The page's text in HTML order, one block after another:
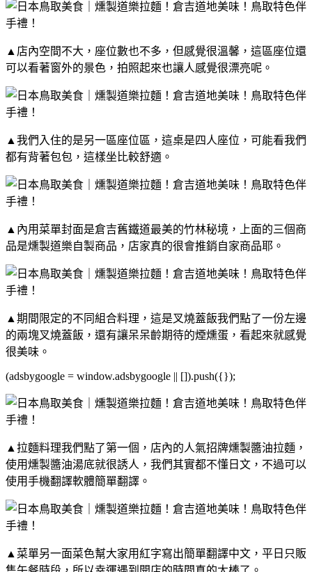
▲店內空間不大，座位數也不多，但感覺很溫馨，這區座位還
可以看著窗外的景色，拍照起來也讓人感覺很漂亮呢。
▲我們入住的是另一區座位區，這桌是四人座位，可能看我們
都有背著包包，這樣坐比較舒適。
▲內用菜單封面是倉吉舊鐵道最美的竹林秘境，上面的三個商
品是燻製道樂自製商品，店家真的很會推銷自家商品耶。
▲期間限定的不同組合料理，這是叉燒蓋飯我們點了一份左邊
的兩塊叉燒蓋飯，還有讓呆呆齡期待的煙燻蛋，看起來就感覺
很美味。
(adsbygoogle = window.adsbygoogle || []).push({});
▲拉麵料理我們點了第一個，店內的人氣招牌燻製醬油拉麵，
使用燻製醬油湯底就很誘人，我們其實都不懂日文，不過可以
使用手機翻譯軟體簡單翻譯。
▲菜單另一面菜色幫大家用紅字寫出簡單翻譯中文，平日只販